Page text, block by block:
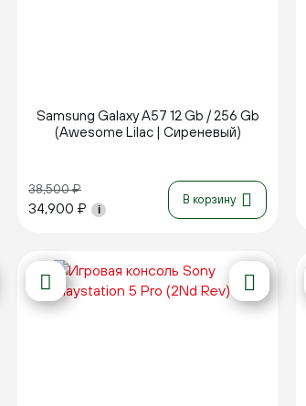
Samsung Galaxy A57 12 Gb / 256 Gb
(Awesome Lilac | Сиреневый)
38,500₽
34,900 ₽ i
В корзину